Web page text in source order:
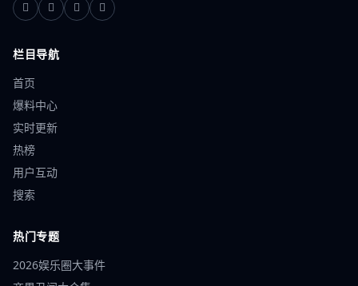
栏目导航
首页
爆料中心
实时更新
热榜
用户互动
搜索
热门专题
2026娱乐圈大事件